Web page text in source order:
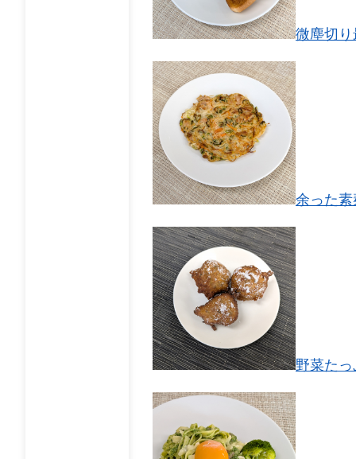
微塵切
余った
野菜た